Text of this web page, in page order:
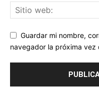
Guardar mi nombre,
navegador la próxima vez